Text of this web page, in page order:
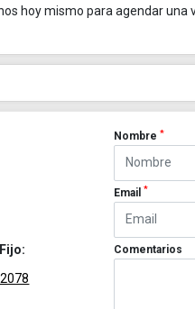
hoy mismo para agendar una
Nombre*
Email*
Comentarios